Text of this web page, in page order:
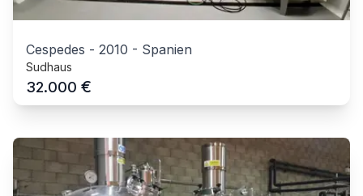
Cespedes - 2010 - Spanien
Sudhaus
32.000 €